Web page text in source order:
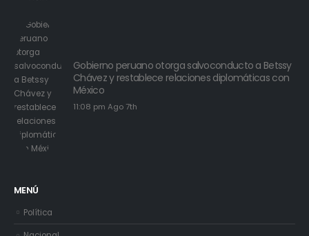
Gobierno peruano otorga salvoconducto a Betssy
Chávez y restablece relaciones diplomáticas con
México
11:08 pm Ago 7th
MENÚ
Política